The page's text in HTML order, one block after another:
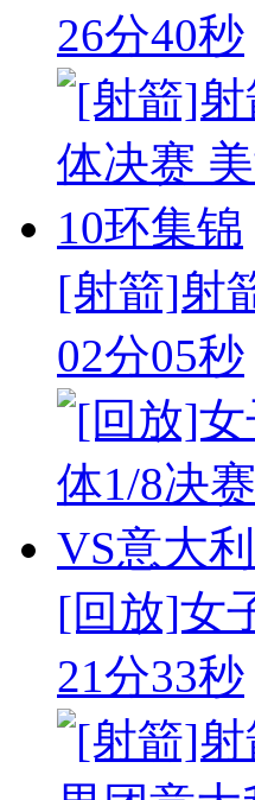
26分40秒
[射箭]射
02分05秒
[回放]女
21分33秒